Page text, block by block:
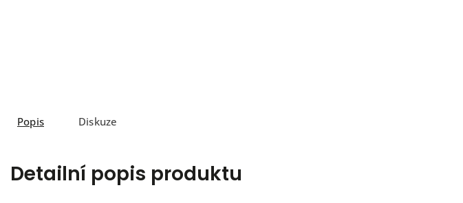
Popis Diskuze
Detailní popis produktu